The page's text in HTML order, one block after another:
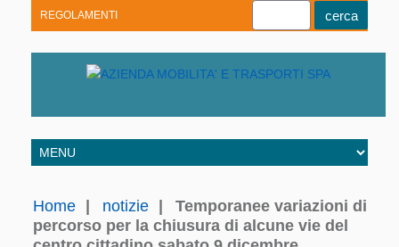
REGOLAMENTI
Home notizie
Temporanee variazioni di
percorso per la chiusura di alcune vie del